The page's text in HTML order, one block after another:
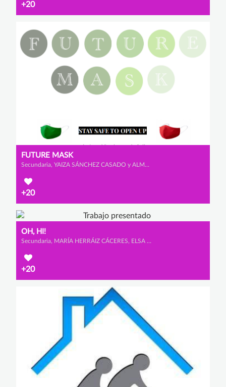
+20
FUTURE MASK
Secundaria, YAIZA SÁNCHEZ CASADO y ALMA CASTAÑO SALGUERO
+20
OH, HI!
Secundaria, MARÍA HERRÁIZ CÁCERES, ELSA CALVET MARTÍNEZ y AMAIA ROSA AYERDI
+20